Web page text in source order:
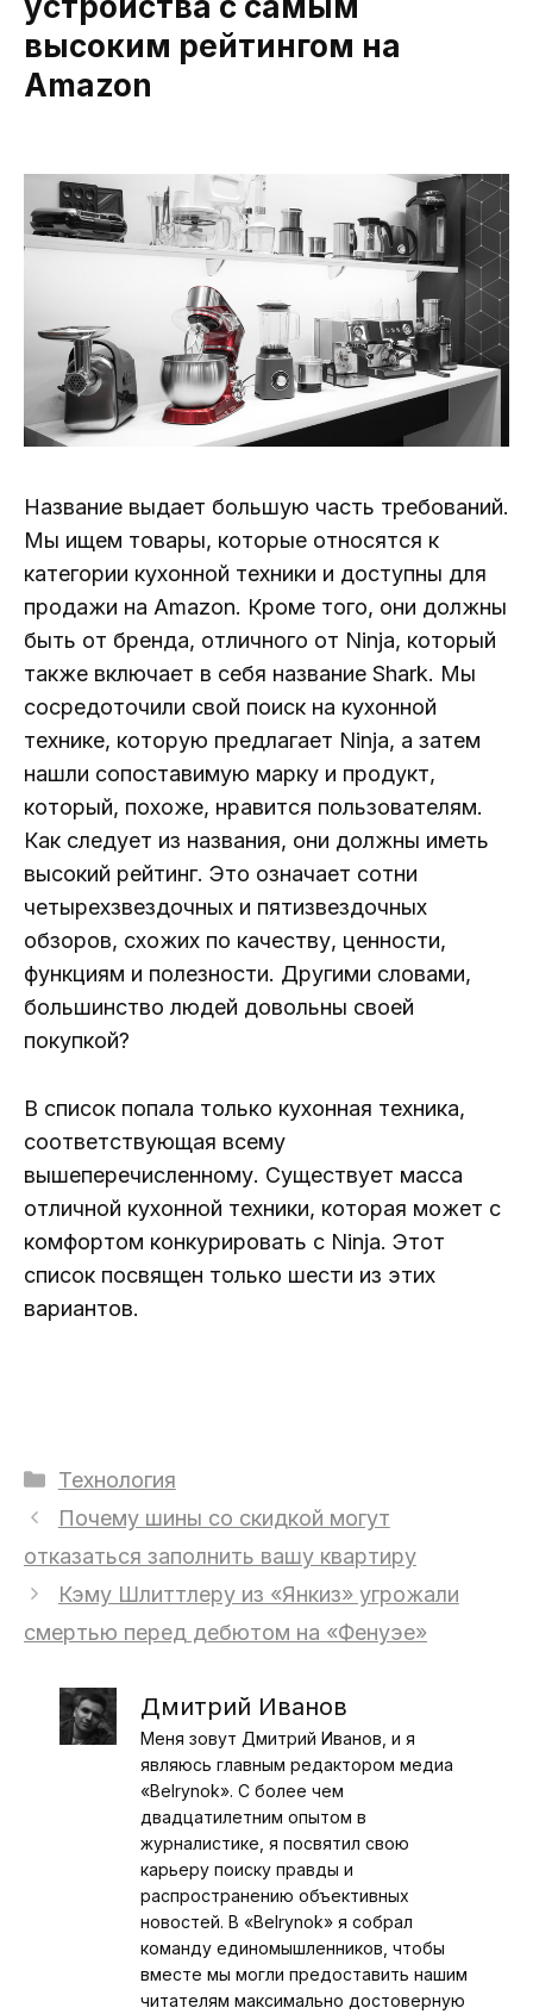
высоким рейтингом на
Amazon
Название выдает большую часть требований.
Мы ищем товары, которые относятся к
категории кухонной техники и доступны для
продажи на Amazon. Кроме того, они должны
быть от бренда, отличного от Ninja, который
также включает в себя название Shark. Мы
сосредоточили свой поиск на кухонной
технике, которую предлагает Ninja, а затем
нашли сопоставимую марку и продукт,
который, похоже, нравится пользователям.
Как следует из названия, они должны иметь
высокий рейтинг. Это означает сотни
четырехзвездочных и пятизвездочных
обзоров, схожих по качеству, ценности,
функциям и полезности. Другими словами,
большинство людей довольны своей
покупкой?
В список попала только кухонная техника,
соответствующая всему
вышеперечисленному. Существует масса
отличной кухонной техники, которая может с
комфортом конкурировать с Ninja. Этот
список посвящен только шести из этих
вариантов.
Рубрики
Технология
Почему шины со скидкой могут
отказаться заполнить вашу квартиру
Кэму Шлиттлеру из «Янкиз» угрожали
смертью перед дебютом на «Фенуэе»
Дмитрий Иванов
Меня зовут Дмитрий Иванов, и я
являюсь главным редактором медиа
«Belrynok». С более чем
двадцатилетним опытом в
журналистике, я посвятил свою
карьеру поиску правды и
распространению объективных
новостей. В «Belrynok» я собрал
команду единомышленников, чтобы
вместе мы могли предоставить нашим
читателям максимально достоверную